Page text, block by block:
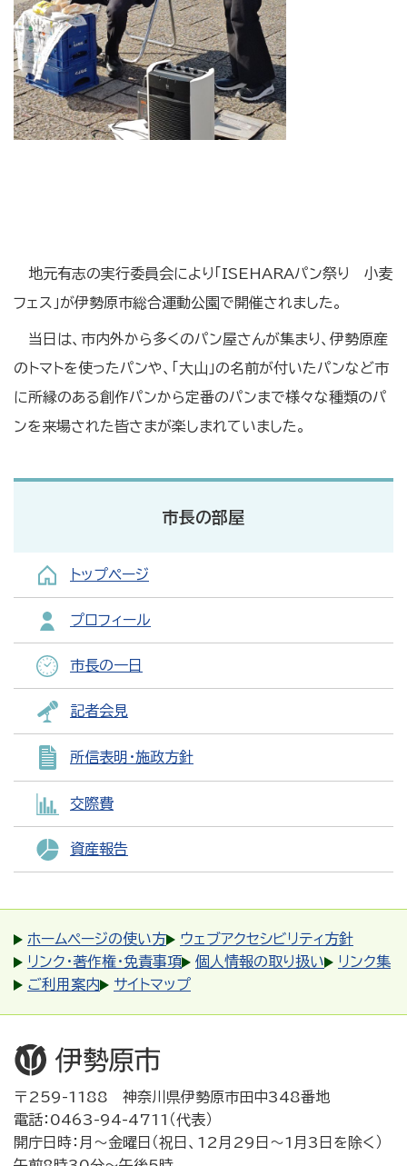
地元有志の実行委員会により「ISEHARAパン祭り 小麦
フェス」が伊勢原市総合運動公園で開催されました。
当日は、市内外から多くのパン屋さんが集まり、伊勢原産
のトマトを使ったパンや、「大山」の名前が付いたパンなど市
に所縁のある創作パンから定番のパンまで様々な種類のパ
ンを来場された皆さまが楽しまれていました。
市長の部屋
トップページ
プロフィール
市長の一日
記者会見
所信表明・施政方針
交際費
資産報告
ホームページの使い方
ウェブアクセシビリティ方針
リンク・著作権・免責事項
個人情報の取り扱い
リンク集
ご利用案内
サイトマップ
〒259-1188 神奈川県伊勢原市田中348番地
電話：0463-94-4711（代表）
開庁日時：月～金曜日（祝日、12月29日～1月3日を除く）